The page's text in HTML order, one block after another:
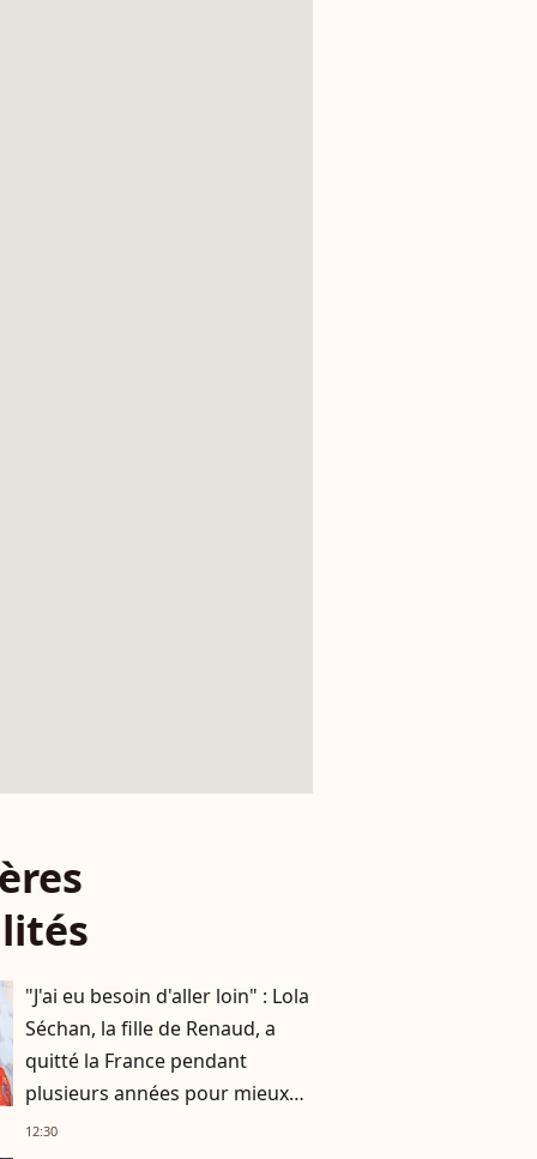
"J'ai eu besoin d'aller loin" : Lola
Séchan, la fille de Renaud, a
quitté la France pendant
plusieurs années pour mieux
se retrouver
12:30